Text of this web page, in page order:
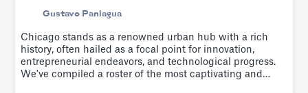
Gustavo Paniagua
Chicago stands as a renowned urban hub with a rich
history, often hailed as a focal point for innovation,
entrepreneurial endeavors, and technological progress.
We've compiled a roster of the most captivating and